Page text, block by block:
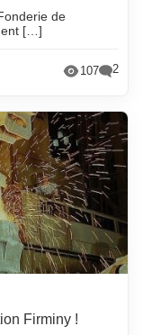
de
[…]
107 2
Firminy !